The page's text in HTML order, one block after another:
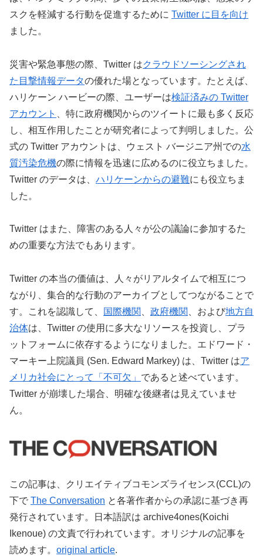
スクを軽減する行動を促進するために Twitter に目を向け
ました。
災害や緊急事態の際、Twitter はクラウドソーシングされ
た目撃情報データの優れた場となっています。たとえば、
ハリケーン ハービーの際、ユーザーは検証済みの Twitter
アカウント
、特に政府機関からのツイートに最も多く反応
し、相互作用したことが研究者によって判明しました。公
式の Twitter アカウントは、ウェスト バージニア州での水
質汚染危機の際に情報を迅速に広めるのに役立ちました。
Twitter のデータは、 ハリケーンからの避難にも役立ちま
した。
Twitter はまた、障害のある人々が公の議論に参加するた
めの重要な方法でもあります。
Twitter の本当の価値は、人々がリアルタイムで相互につ
ながり、集合的な行動のアーカイブとしてつながることで
す。これを認識して、
国際機関 政府機関 、および地方自
治体は、Twitter の使用に多大なリソースを投資し、プラ
ットフォームに依存するようになりました。エドワード・
マーキー上院議員 (Sen. Edward Markey) は、Twitter はア
メリカ社会にとって「不可欠」 であると述べています。
Twitter が崩壊した場合、明確な後継者は見えていませ
ん。
この記事は、クリエイティブコモンズライセンス(CCL)の
下で The Conversation と各著作者からの承認に基づき再
発行されています。日本語訳は archive4ones(Koichi
Ikenoue) の文責で行われています。オリジナルの記事を
読めます。 original article.